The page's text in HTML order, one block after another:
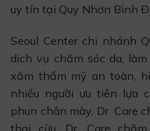
uy tín tại Quy Nhơn Bình
Seoul Center chi nhánh
dịch vụ chăm sóc da,
xăm thẩm mỹ an toàn,
nhiều người ưu tiên lựa
phun chân mày, Dr. Care